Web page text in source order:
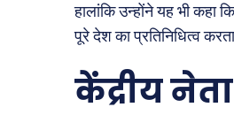
हालांकि उन्होंने यह भी कहा
पूरे देश का प्रतिनिधित्व
केंद्रीय